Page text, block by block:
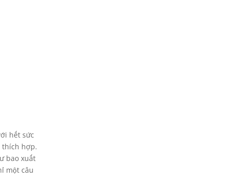
hết sức
thích hợp.
bao xuất
một câu